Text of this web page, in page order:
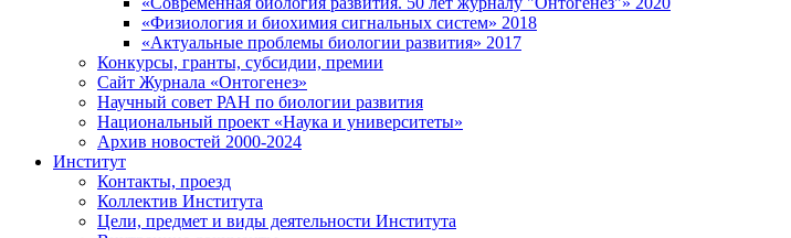
«Физиология и биохимия сигнальных систем» 2018
«Актуальные проблемы биологии развития» 2017
Конкурсы, гранты, субсидии, премии
Сайт Журнала «Онтогенез»
Научный совет РАН по биологии развития
Национальный проект «Наука и университеты»
Архив новостей 2000-2024
Институт
Контакты, проезд
Коллектив Института
Цели, предмет и виды деятельности Института